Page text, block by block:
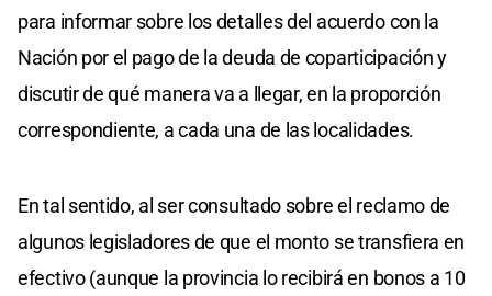
para informar sobre los detalles del acuerdo con la
Nación por el pago de la deuda de coparticipación y
discutir de qué manera va a llegar, en la proporción
correspondiente, a cada una de las localidades.
En tal sentido, al ser consultado sobre el reclamo de
algunos legisladores de que el monto se transfiera en
efectivo (aunque la provincia lo recibirá en bonos a 10